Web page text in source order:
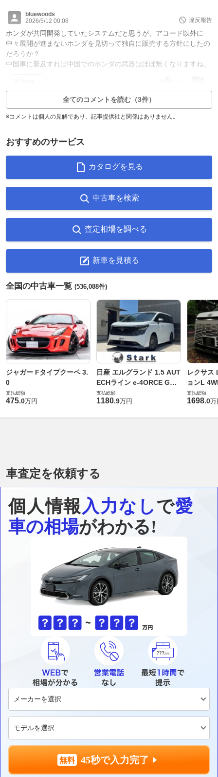
bluewoods
2026/5/12 00:08
違反報告
ホンダが共同開発していたシステムだと思うが、アコード以外に
中々展開が進まないホンダを見切って独自に販売する方針にしたの
だろうか？
中国車に普及すれば中国でのホンダの武器はほぼ無くなりますね。
全てのコメントを読む（3件）
※コメントは個人の見解であり、記事提供社と関係はありません。
おすすめのサービス
カタログを見る
中古車を検索
査定相場を調べる
新車を見積る
全国の中古車一覧 (536,088件)
ジャガー Fタイプクーペ 3.
0
支払総額
475.0万円
日産 エルグランド 1.5 AUT
ECHライン e-4ORCE Gス
ペック 4WD
支払総額
1180.9万円
レクサス
ョンL
支払総額
1698.0万
車査定を依頼する
個人情報入力なしで愛
車の相場がわかる!
45秒で入力完了